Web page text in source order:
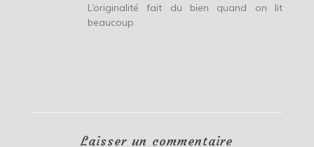
L’originalité fait du bien quand on lit
beaucoup
Laisser un commentaire